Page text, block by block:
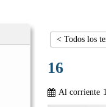
< Todos los
16
Al corriente